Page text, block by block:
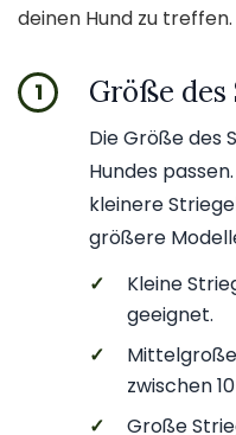
deinen Hund zu treffen.
1 Größe des
Die Größe des
Hundes
kleinere
größere
✓
Kleine
geeignet.
✓
zwischen
✓
Große